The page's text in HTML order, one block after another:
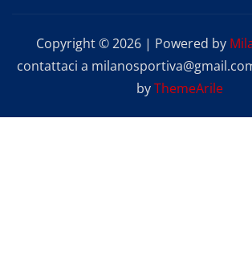
Copyright © 2026 | Powered by
contattaci a
byThemeArile